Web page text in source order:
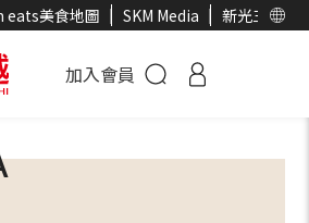
eats美食地圖 SKM Media 新光三越官
加入會員